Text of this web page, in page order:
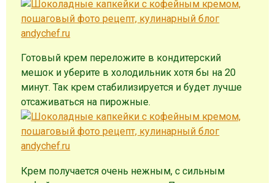
Готовый крем переложите в кондитерский
мешок и уберите в холодильник хотя бы на 20
минут. Так крем стабилизируется и будет лучше
отсаживаться на пирожные.
Крем получается очень нежным, с сильным